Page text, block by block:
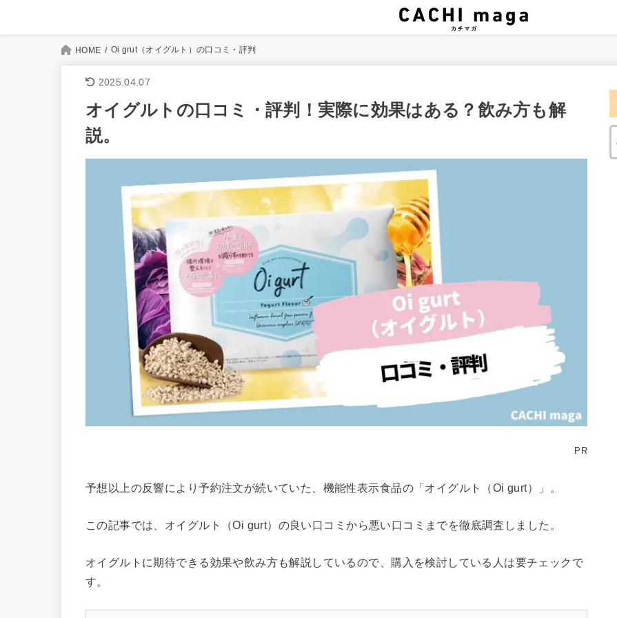
HOME Oi grut（オイグルト）の口コミ・評判
2025.04.07
オイグルトの口コミ・評判！実際に効果はある？飲み方も解
説。
PR
予想以上の反響により予約注文が続いていた、機能性表示食品の「オイグルト（Oi gurt）」。
この記事では、オイグルト（Oi gurt）の良い口コミから悪い口コミまでを徹底調査しました。
オイグルトに期待できる効果や飲み方も解説しているので、購入を検討している人は要チェックで
す。